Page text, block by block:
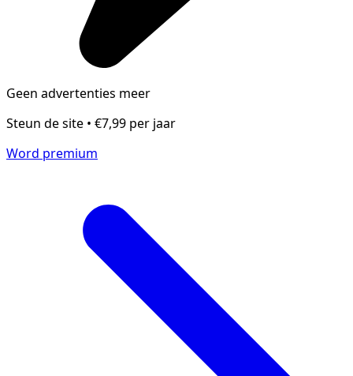
Geen advertenties meer
Steun de site • €7,99 per jaar
Word premium